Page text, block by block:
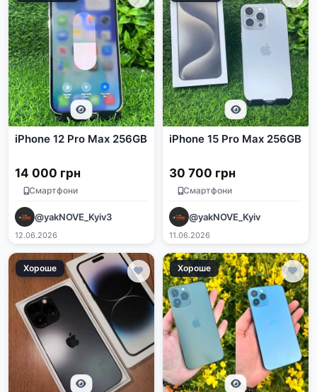
iPhone 12 Pro Max 256GB
14 000 грн
Смартфони
@yakNOVE_Kyiv3
12.06.2026
iPhone 15 Pro Max 256GB
30 700 грн
Смартфони
@yakNOVE_Kyiv
11.06.2026
Хороше Хороше